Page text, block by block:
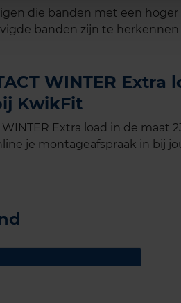
die banden met een hoger
banden zijn te herkennen
WINTER Extra
KwikFit
Extra load in de maat
je montageafspraak in bij